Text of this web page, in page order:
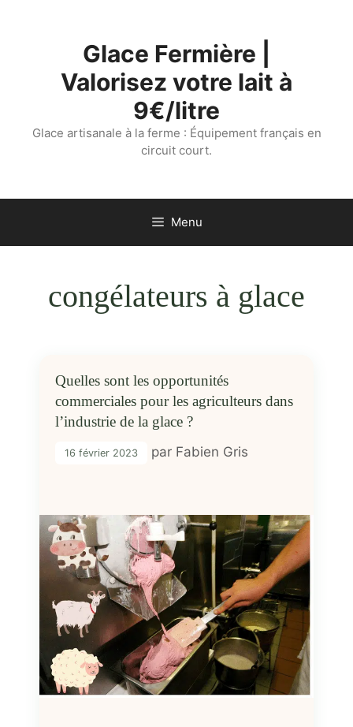
Glace Fermière |
Valorisez votre lait à
9€/litre
Glace artisanale à la ferme : Équipement français en
circuit court.
Menu
congélateurs à glace
Quelles sont les opportunités
commerciales pour les agriculteurs dans
l’industrie de la glace ?
16 février 2023 par Fabien Gris